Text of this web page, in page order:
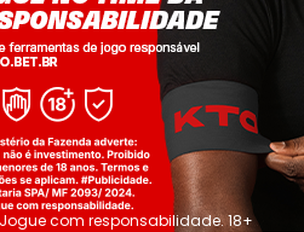
Jogue com responsabilidade. 18+